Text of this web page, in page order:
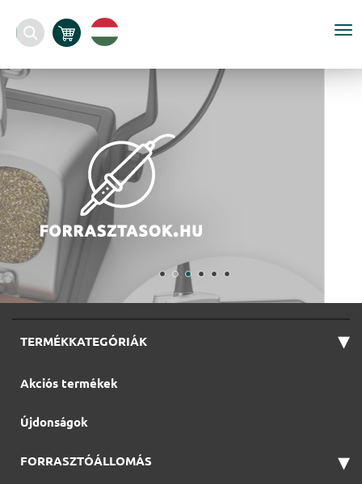
TERMÉKKATEGÓRIÁK ▾
Akciós termékek
Újdonságok
FORRASZTÓÁLLOMÁS ▾